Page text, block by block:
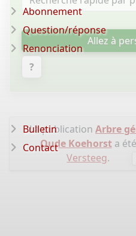
Allez à
?
La publication Arbre
Oude Koehorsta
Versteeg.
Abonnement
Question/réponse
Renonciation
Bulletin
Contact